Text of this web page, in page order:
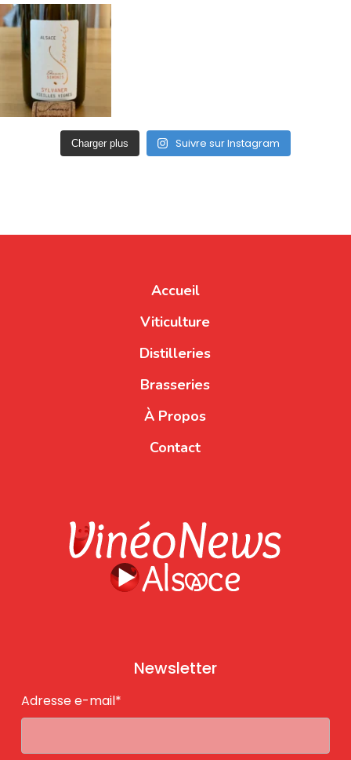
Charger plus Suivre sur Instagram
Accueil
Viticulture
Distilleries
Brasseries
À Propos
Contact
Newsletter
Adresse e-mail*